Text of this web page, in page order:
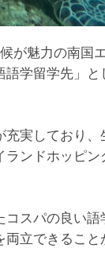
が魅力の南国エ
学留学先」と
実しており
ンドホッピン
スパの良い語
立できるこ